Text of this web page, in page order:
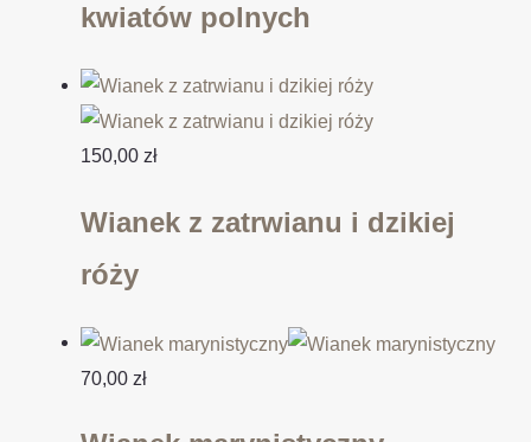
kwiatów polnych
150,00 zł
Wianek z zatrwianu i dzikiej
róży
70,00 zł